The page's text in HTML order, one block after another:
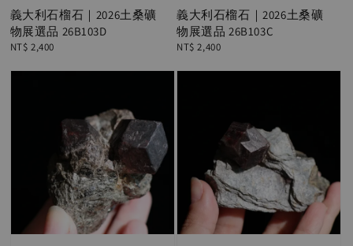
義大利石榴石｜2026土桑礦
物展選品 26B103D
Regular
NT$ 2,400
義大利石榴石｜2026土桑礦
物展選品 26B103C
Regular
NT$ 2,400